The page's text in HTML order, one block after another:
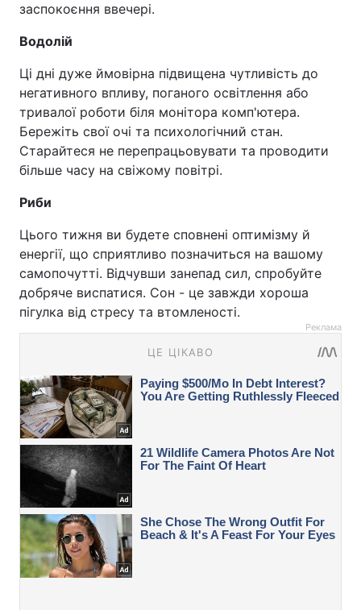
заспокоєння ввечері.
Водолій
Ці дні дуже ймовірна підвищена чутливість до
негативного впливу, поганого освітлення або
тривалої роботи біля монітора комп'ютера.
Бережіть свої очі та психологічний стан.
Старайтеся не перепрацьовувати та проводити
більше часу на свіжому повітрі.
Риби
Цього тижня ви будете сповнені оптимізму й
енергії, що сприятливо позначиться на вашому
самопочутті. Відчувши занепад сил, спробуйте
добряче виспатися. Сон - це завжди хороша
пігулка від стресу та втомленості.
Реклама